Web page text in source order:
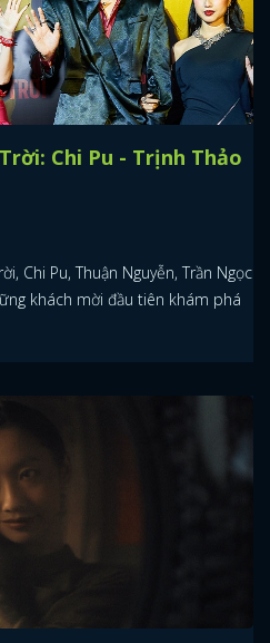
Chi Pu - Trịnh Thảo
Chi Pu, Thuận Nguyễn, Trần Ngọc
khách mời đầu tiên khám phá